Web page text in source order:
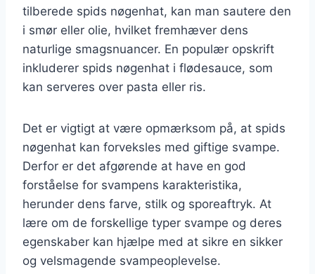
tilberede spids nøgenhat, kan man sautere den
i smør eller olie, hvilket fremhæver dens
naturlige smagsnuancer. En populær opskrift
inkluderer spids nøgenhat i flødesauce, som
kan serveres over pasta eller ris.
Det er vigtigt at være opmærksom på, at spids
nøgenhat kan forveksles med giftige svampe.
Derfor er det afgørende at have en god
forståelse for svampens karakteristika,
herunder dens farve, stilk og sporeaftryk. At
lære om de forskellige typer svampe og deres
egenskaber kan hjælpe med at sikre en sikker
og velsmagende svampeoplevelse.